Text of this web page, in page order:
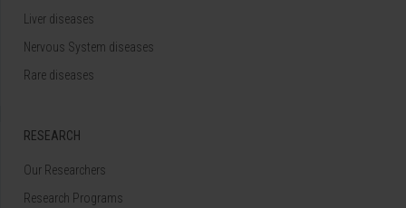
Liver diseases
Nervous System diseases
Rare diseases
RESEARCH
Our Researchers
Research Programs